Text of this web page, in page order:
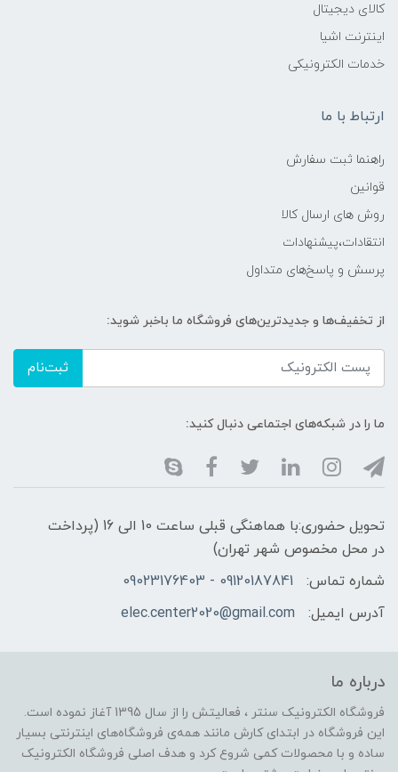
کالای دیجیتال
اینترنت اشیا
خدمات الکترونیکی
ارتباط با ما
راهنما ثبت سفارش
قوانین
روش های ارسال کالا
انتقادات،پیشنهادات
پرسش و پاسخ‌های متداول
از تخفیف‌ها و جدیدترین‌های فروشگاه ما باخبر شوید:
ثبت‌نام
ما را در شبکه‌های اجتماعی دنبال کنید:
تحویل حضوری:با هماهنگی قبلی ساعت 10 الی 16 (پرداخت
در محل مخصوص شهر تهران)
شماره تماس:
09120187841 - 09023176403
آدرس ایمیل:
elec.center2020@gmail.com
درباره ما
فروشگاه الکترونیک سنتر ، فعالیتش را از سال 1395 آغاز نموده است.
این فروشگاه در ابتدای کارش مانند همه‌ی فروشگاه‌های اینترنتی بسیار
ساده و با محصولات کمی شروع کرد و هدف اصلی فروشگاه الکترونیک